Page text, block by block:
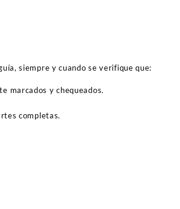
siempre y cuando se verifique que:
marcados y chequeados.
completas.